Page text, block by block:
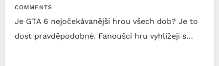
COMMENTS
Je GTA 6 nejočekávanější hrou všech dob? Je to
dost pravděpodobné. Fanoušci hru vyhlížejí s…